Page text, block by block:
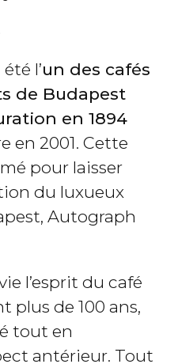
l’un des cafés
de Budapest
en 1894
en 2001. Cette
pour laisser
du luxueux
Autograph
l’esprit du café
plus de 100 ans,
tout en
antérieur. Tout